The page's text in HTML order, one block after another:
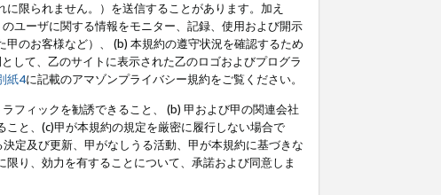
限られません。）を送信することがあります。加え
ユーザに関する情報をモニター、記録、使用および開示
のお客様など）、 (b) 本規約の遵守状況を確認するため
して、乙のサイトに表示された乙のロゴおよびプログラ
紙4に記載のアマゾンプライバシー規約をご覧ください。
フィックを勧誘できること、 (b) 甲および甲の関連会社
と、(c)甲が本規約の規定を厳密に履行しない場合で
定及び更新、甲がなしうる活動、甲が本規約に基づきな
り、効力を有することについて、承諾および同意しま